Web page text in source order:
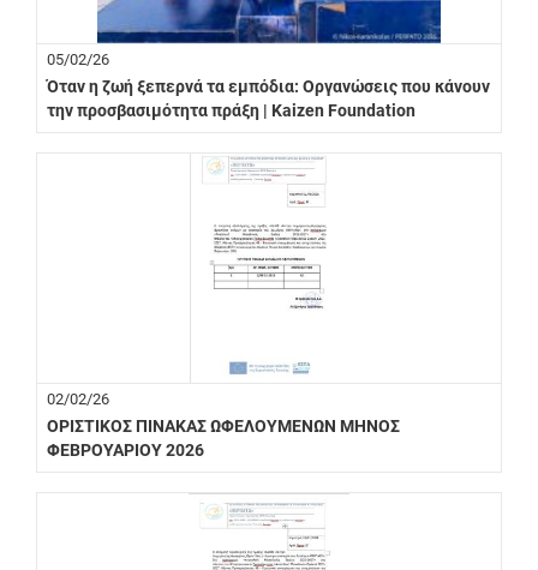
05/02/26
Όταν η ζωή ξεπερνά τα εμπόδια: Οργανώσεις που κάνουν
την προσβασιμότητα πράξη | Kaizen Foundation
02/02/26
ΟΡΙΣΤΙΚΟΣ ΠΙΝΑΚΑΣ ΩΦΕΛΟΥΜΕΝΩΝ ΜΗΝΟΣ
ΦΕΒΡΟΥΑΡΙΟΥ 2026